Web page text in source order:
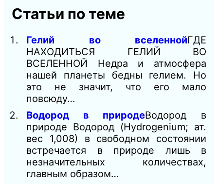
Статьи по теме
Гелий во вселеннойГДЕ
НАХОДИТЬСЯ ГЕЛИЙ ВО
ВСЕЛЕННОЙ Недра и атмосфера
нашей планеты бедны гелием. Но
это не значит, что его мало
повсюду…
Водород в природеВодород в
природе Водород (Hydrogenium; ат.
вес 1,008) в свободном состоянии
встречается в природе лишь в
незначительных количествах,
главным образом…